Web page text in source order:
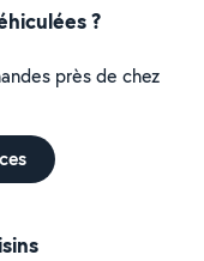
?
près de chez